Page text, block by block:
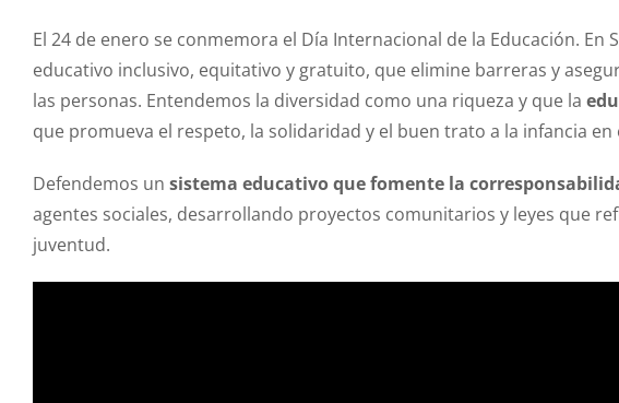
El 24 de enero se conmemora el Día Internacional de la Educación. En
educativo inclusivo, equitativo y gratuito, que elimine barreras y
las personas. Entendemos la diversidad como una riqueza y que la
que promueva el respeto, la solidaridad y el buen trato a la infancia en
Defendemos un sistema educativo que fomente la
agentes sociales, desarrollando proyectos comunitarios y leyes que
juventud.